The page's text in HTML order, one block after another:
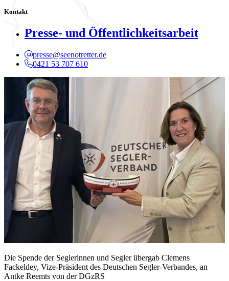
Kontakt
Presse- und Öffentlichkeitsarbeit
presse@seenotretter.de
0421 53 707 610
Die Spende der Seglerinnen und Segler übergab Clemens
Fackeldey, Vize-Präsident des Deutschen Segler-Verbandes, an
Antke Reemts von der DGzRS